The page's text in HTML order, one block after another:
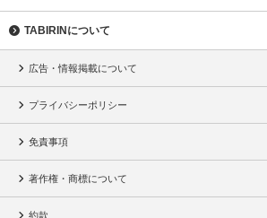
TABIRINについて
広告・情報掲載について
プライバシーポリシー
免責事項
著作権・商標について
約款